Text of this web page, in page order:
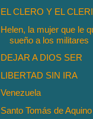
EL CLERO Y EL
Helen, la mujer que le
sueño a los militares
DEJAR A DIOS SER
LIBERTAD SIN IRA
Venezuela
Santo Tomás de Aquino